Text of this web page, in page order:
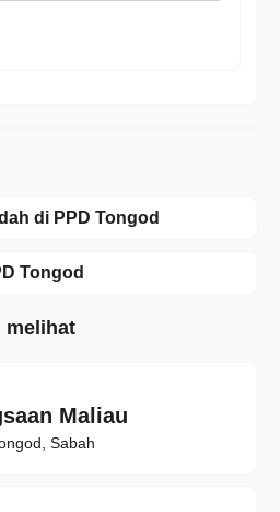
di PPD Tongod
Tongod
melihat
Maliau
Sabah